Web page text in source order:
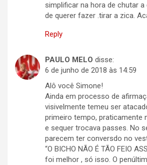
simplificar na hora de chutar a
de querer fazer .tirar a zica.
Reply
PAULO MELO disse:
6 de junho de 2018 às 14:59
Alô você Simone!
Ainda em processo de
visivelmente temeu ser
primeiro tempo, praticamente
e sequer trocava passes. No
parecem ter conversdo no
“O BICHO NÃO É TÃO FEIO
foi melhor , só isso. O